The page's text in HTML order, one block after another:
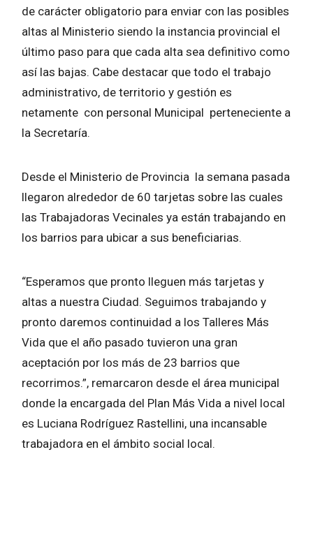
de carácter obligatorio para enviar con las posibles
altas al Ministerio siendo la instancia provincial el
último paso para que cada alta sea definitivo como
así las bajas. Cabe destacar que todo el trabajo
administrativo, de territorio y gestión es
netamente con personal Municipal perteneciente a
la Secretaría.
Desde el Ministerio de Provincia la semana pasada
llegaron alrededor de 60 tarjetas sobre las cuales
las Trabajadoras Vecinales ya están trabajando en
los barrios para ubicar a sus beneficiarias.
“Esperamos que pronto lleguen más tarjetas y
altas a nuestra Ciudad. Seguimos trabajando y
pronto daremos continuidad a los Talleres Más
Vida que el año pasado tuvieron una gran
aceptación por los más de 23 barrios que
recorrimos.”, remarcaron desde el área municipal
donde la encargada del Plan Más Vida a nivel local
es Luciana Rodríguez Rastellini, una incansable
trabajadora en el ámbito social local.